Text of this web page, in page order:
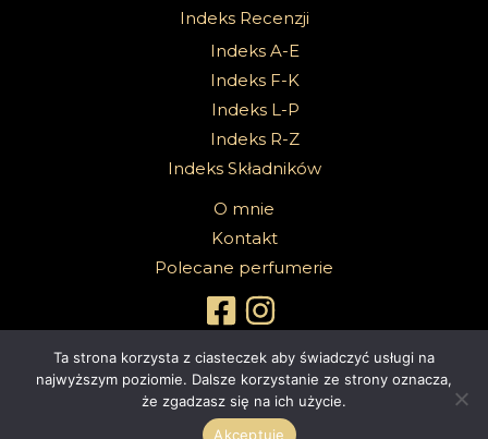
Indeks Recenzji
Indeks A-E
Indeks F-K
Indeks L-P
Indeks R-Z
Indeks Składników
O mnie
Kontakt
Polecane perfumerie
Copyright 2026 @Sabbath Of Senses | Z dumą wspierane przez
4ec.eu - strony www i sklepy internetowe
Ta strona korzysta z ciasteczek aby świadczyć usługi na
najwyższym poziomie. Dalsze korzystanie ze strony oznacza,
że zgadzasz się na ich użycie.
Akceptuję